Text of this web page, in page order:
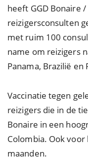
heeft GGD Bonaire
reizigersconsulten
met ruim 100
name om reizigers
Panama, Brazilië en
Vaccinatie tegen
reizigers die in de
Bonaire in een
Colombia. Ook
maanden.